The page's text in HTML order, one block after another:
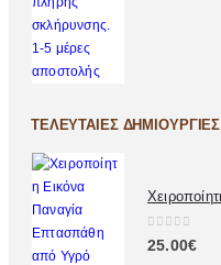
ΤΕΛΕΥΤΑΊΕΣ ΔΗΜΙΟΥΡΓΊΕΣ
0out of 5
25.00€